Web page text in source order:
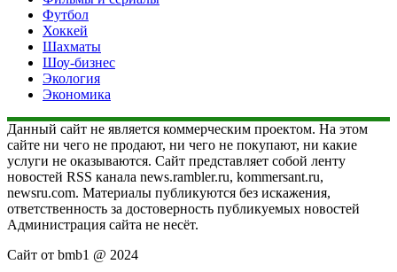
Футбол
Хоккей
Шахматы
Шоу-бизнес
Экология
Экономика
Данный сайт не является коммерческим проектом. На этом
сайте ни чего не продают, ни чего не покупают, ни какие
услуги не оказываются. Сайт представляет собой ленту
новостей RSS канала news.rambler.ru, kommersant.ru,
newsru.com. Материалы публикуются без искажения,
ответственность за достоверность публикуемых новостей
Администрация сайта не несёт.
Сайт от bmb1 @ 2024